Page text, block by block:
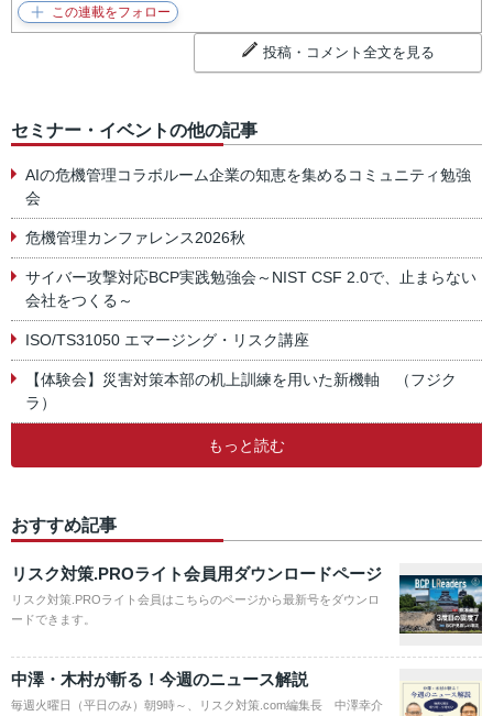
投稿・コメント全文を見る
セミナー・イベントの他の記事
AIの危機管理コラボルーム企業の知恵を集めるコミュニティ勉強
会
危機管理カンファレンス2026秋
サイバー攻撃対応BCP実践勉強会～NIST CSF 2.0で、止まらない
会社をつくる～
ISO/TS31050 エマージング・リスク講座
【体験会】災害対策本部の机上訓練を用いた新機軸 （フジク
ラ）
もっと読む
おすすめ記事
リスク対策.PROライト会員用ダウンロードページ
リスク対策.PROライト会員はこちらのページから最新号をダウンロ
ードできます。
中澤・木村が斬る！今週のニュース解説
毎週火曜日（平日のみ）朝9時～、リスク対策.com編集長 中澤幸介